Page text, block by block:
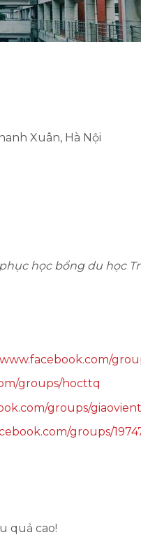
Xuân, Hà Nội
học bổng du học
groups/hocttq
groups/
groups/
quả cao!